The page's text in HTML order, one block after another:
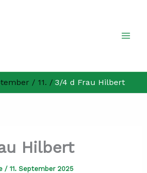
11. 3/4 d Frau Hilbert
Hilbert
/ 11. September 2025